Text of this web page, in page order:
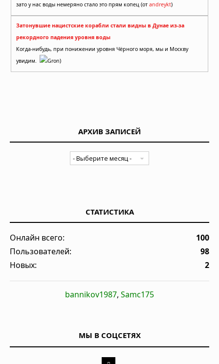
зато у нас воды немеряно стало это прям копец (от andreykt)
Затонувшие нацистские корабли стали видны в Дунае из-за
рекордного падения уровня воды
Когда-нибудь, при понижении уровня Чёрного моря, мы и Москву
увидим.
Gron)
АРХИВ ЗАПИСЕЙ
СТАТИСТИКА
Онлайн всего:
100
Пользователей:
98
Новых:
2
bannikov1987, Samc175
МЫ В СОЦСЕТЯХ